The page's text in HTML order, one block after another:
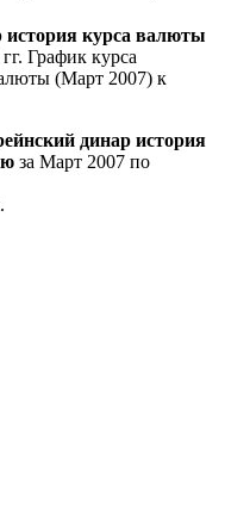
история курса валюты
График курса
(Март 2007) к
динар история
за Март 2007 по